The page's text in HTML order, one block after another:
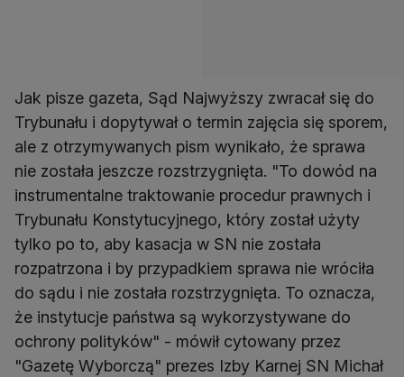
Jak pisze gazeta, Sąd Najwyższy zwracał się do
Trybunału i dopytywał o termin zajęcia się sporem,
ale z otrzymywanych pism wynikało, że sprawa
nie została jeszcze rozstrzygnięta. "To dowód na
instrumentalne traktowanie procedur prawnych i
Trybunału Konstytucyjnego, który został użyty
tylko po to, aby kasacja w SN nie została
rozpatrzona i by przypadkiem sprawa nie wróciła
do sądu i nie została rozstrzygnięta. To oznacza,
że instytucje państwa są wykorzystywane do
ochrony polityków" - mówił cytowany przez
"Gazetę Wyborczą" prezes Izby Karnej SN Michał